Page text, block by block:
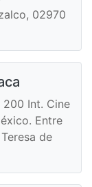
02970
200 Int. Cine
Entre
de